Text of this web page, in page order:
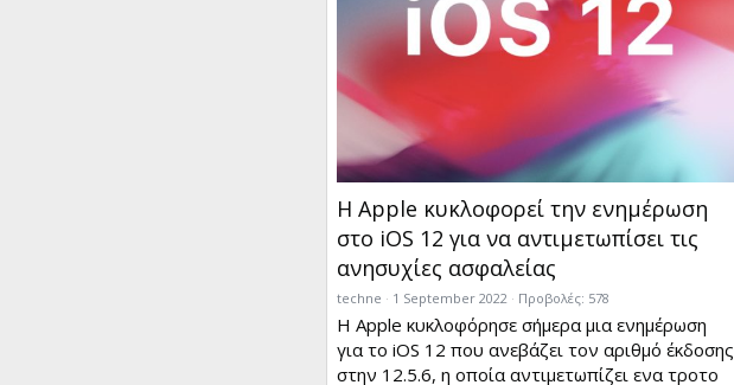
Η Apple κυκλοφορεί την ενημέρωση
στο iOS 12 για να αντιμετωπίσει τις
ανησυχίες ασφαλείας
techne 1 September 2022 Προβολές: 578
Η Apple κυκλοφόρησε σήμερα μια ενημέρωση
για το iOS 12 που ανεβάζει τον αριθμό έκδοσης
στην 12.5.6, η οποία αντιμετωπίζει ενα τροτο